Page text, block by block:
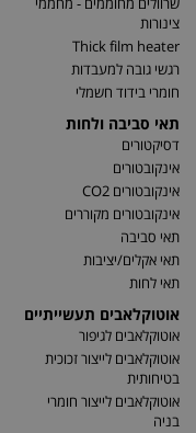
צינורות
Thick film heater
רגשי גובה למעבדות
חומרי בידוד חשמלי
תאי סביבה ולחות
דסיקטורים
אינקובטורים
אינקובטורים CO2
אינקובטורים מקוררים
תאי סביבה
תאי אקלים/יציבות
תאי לחות
אוטוקלאבים תעשייתיים
אוטוקלאבים לגיפור
אוטוקלאבים לייצור זכוכית
בטיחותית
אוטוקלאבים לייצור חומרי
בניה